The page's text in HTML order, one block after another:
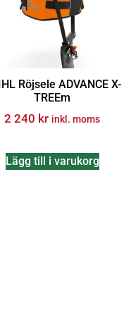
Röjsele ADVANCE X-
TREEm
2 240 kr inkl. moms
Lägg till i varukorg